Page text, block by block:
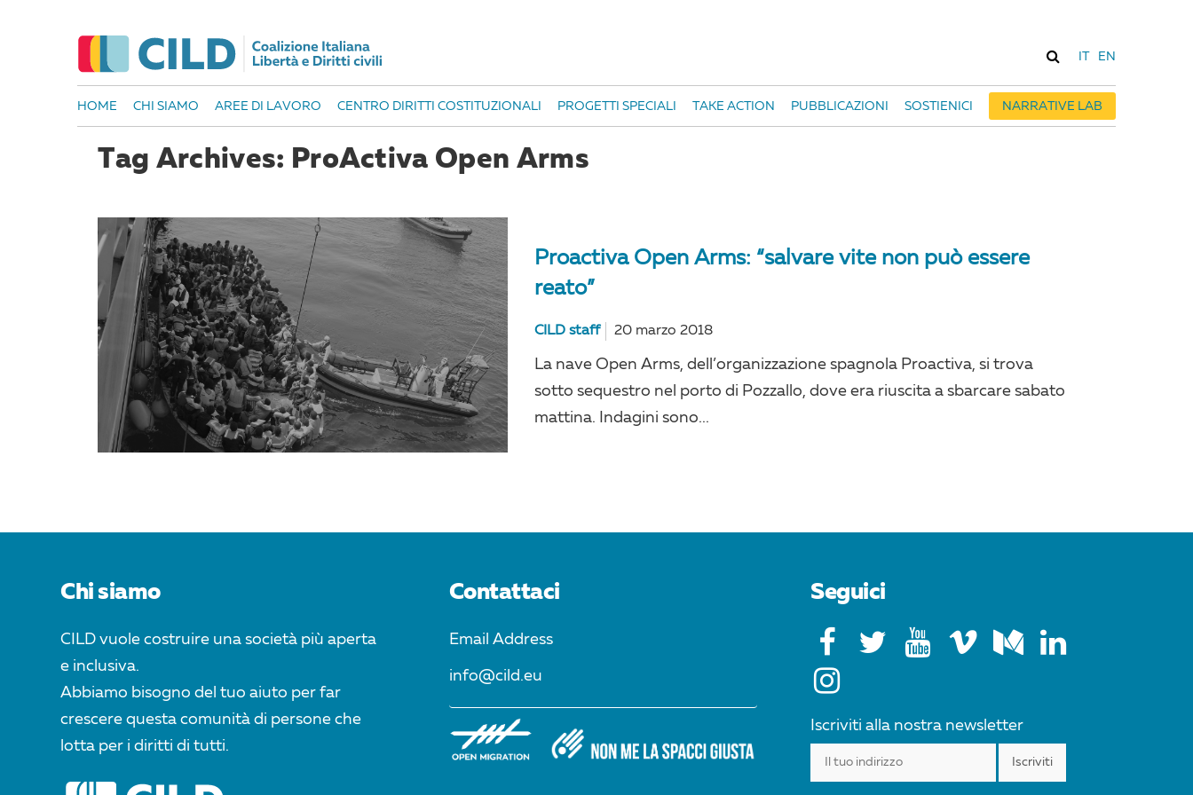
EN
HOME CHI SIAMO AREE DI LAVORO CENTRO DIRITTI COSTITUZIONALI PROGETTI SPECIALI TAKE ACTION PUBBLICAZIONI SOSTIENICI NARRATIVE LAB
Tag Archives: ProActiva Open Arms
Proactiva Open Arms: “salvare vite non può essere
reato”
CILD staff 20 marzo 2018
La nave Open Arms, dell’organizzazione spagnola Proactiva, si trova
sotto sequestro nel porto di Pozzallo, dove era riuscita a sbarcare sabato
mattina. Indagini sono...
Chi siamo
CILD vuole costruire una società più aperta
e inclusiva.
Abbiamo bisogno del tuo aiuto per far
crescere questa comunità di persone che
lotta per i diritti di tutti.
Contattaci
Email Address
info@cild.eu
Seguici
Iscriviti alla nostra newsletter